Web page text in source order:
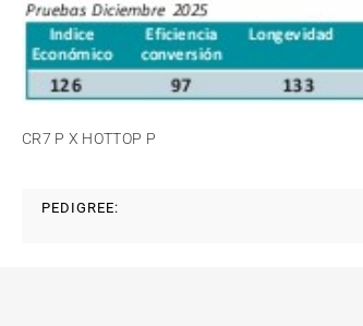
CR7 P X HOTTOP P
PEDIGREE: